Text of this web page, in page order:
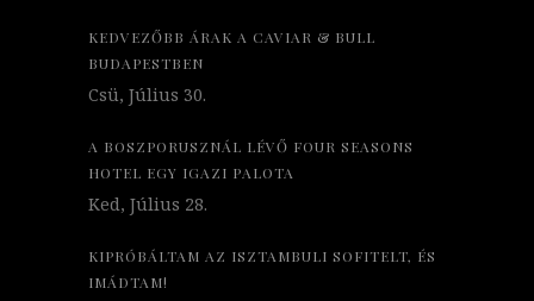
KEDVEZŐBB ÁRAK A CAVIAR & BULL
BUDAPESTBEN
Csü, Július 30.
A BOSZPORUSZNÁL LÉVŐ FOUR SEASONS
HOTEL EGY IGAZI PALOTA
Ked, Július 28.
KIPRÓBÁLTAM AZ ISZTAMBULI SOFITELT, ÉS
IMÁDTAM!